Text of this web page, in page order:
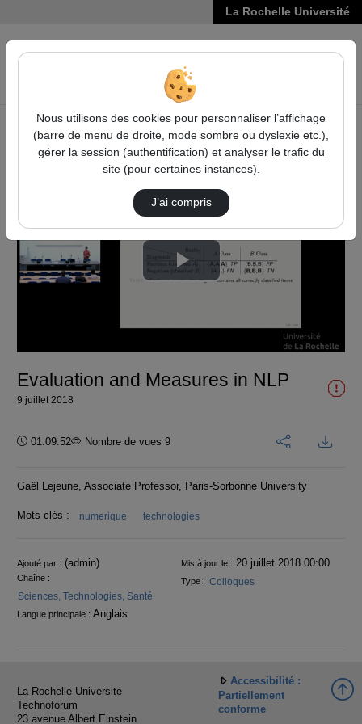
La Rochelle Université
VIDÉOS
Accueil Vidéos Evaluation and Measures in NLP
Lire
vidéo
Evaluation and Measures in NLP
9 juillet 2018
Durée :
01:09:52 Nombre de vues 9
Gaël Lejeune, Associate Professor, Paris-Sorbonne University
Mots clés : numerique technologies
Informations
Ajouté par : (admin) Mis à jour le : 20 juillet 2018 00:00
Chaîne :
Sciences, Technologies, Santé
Type : Colloques
Langue principale : Anglais
La Rochelle Université
Technoforum
23 avenue Albert Einstein
Accessibilité :
Partiellement
conforme
Nous utilisons des cookies pour personnaliser l’affichage
(barre de menu de droite, mode sombre ou dyslexie etc.),
gérer la session (authentification) et analyser le trafic du
site (pour certaines instances).
J’ai compris